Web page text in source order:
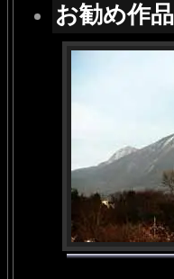
お勧め作